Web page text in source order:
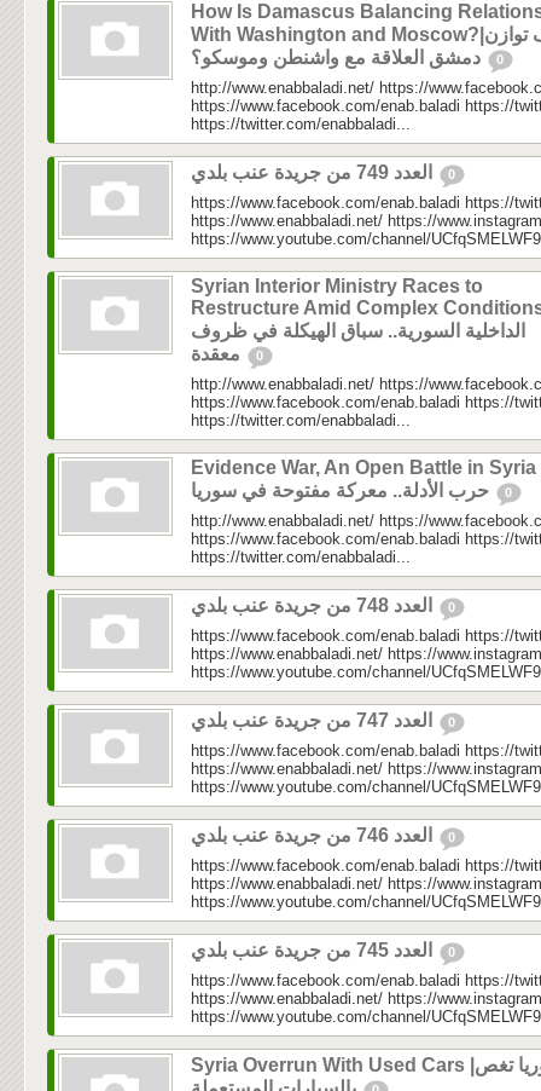
How Is Damascus Balancing
With Washington and Moscow?|كيف توازن
0
http://www.enabbaladi.net/ https://
https://www.facebook.com/enab.baladi https://
https://twitter.com/enabbaladi...
0
https://www.facebook.com/enab.baladi https://
https://www.enabbaladi.net/ https://
https://www.youtube.com/channel/
Syrian Interior Ministry Races to
Restructure Amid Complex
الداخلية السورية.. سباق الهيكلة في ظروف
0
http://www.enabbaladi.net/ https://
https://www.facebook.com/enab.baladi https://
https://twitter.com/enabbaladi...
Evidence War, An Open Battle in Syria
0
http://www.enabbaladi.net/ https://
https://www.facebook.com/enab.baladi https://
https://twitter.com/enabbaladi...
0
https://www.facebook.com/enab.baladi https://
https://www.enabbaladi.net/ https://
https://www.youtube.com/channel/
0
https://www.facebook.com/enab.baladi https://
https://www.enabbaladi.net/ https://
https://www.youtube.com/channel/
0
https://www.facebook.com/enab.baladi https://
https://www.enabbaladi.net/ https://
https://www.youtube.com/channel/
0
https://www.facebook.com/enab.baladi https://
https://www.enabbaladi.net/ https://
https://www.youtube.com/channel/
Syria Overrun With Used Cars |سوريا تغص